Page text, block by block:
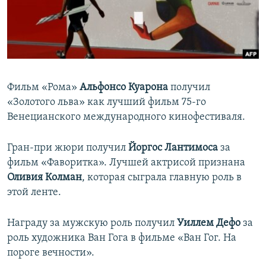
ПОБЕДИТЕЛЕЙ НЕ СУДЯТ?
КРЫМ.НЕПОКОРЕННЫЙ
ПРИСОЕДИНЯЙТЕСЬ!
Все сайты RFE/RL
Фильм «Рома» Альфонсо Куарона получил
«Золотого льва» как лучший фильм 75-го
Венецианского международного кинофестиваля.
Гран-при жюри получил Йоргос Лантимоса за
фильм «Фаворитка». Лучшей актрисой признана
Оливия Колман, которая сыграла главную роль в
этой ленте.
Награду за мужскую роль получил Уиллем Дефо за
роль художника Ван Гога в фильме «Ван Гог. На
пороге вечности».